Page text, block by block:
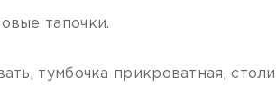
тапочки.
тумбочка прикроватная,